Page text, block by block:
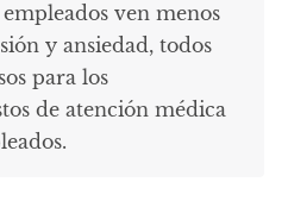
ven menos
y ansiedad, todos
para los
de atención médica